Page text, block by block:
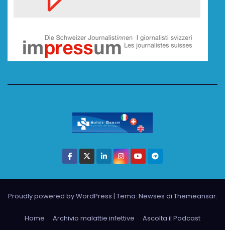
Proudly powered by WordPress | Tema: Newses di Themeansar.
Home Archivio malattie infettive
Ascolta il Podcast